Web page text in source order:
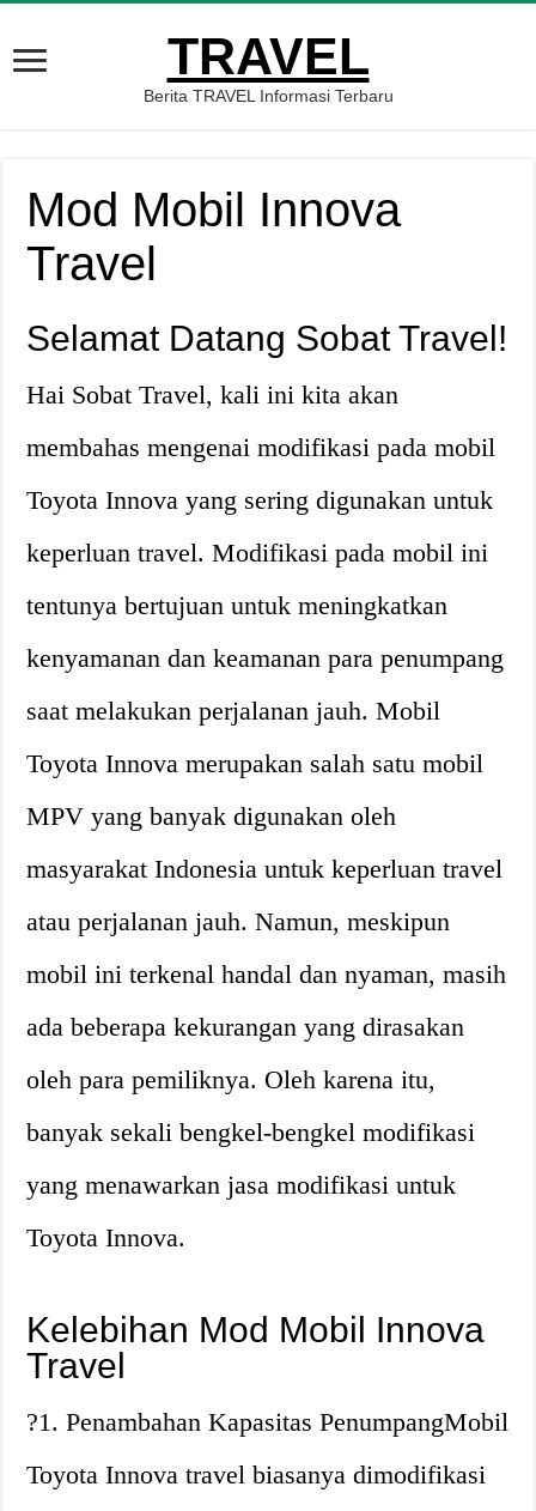
TRAVEL
Berita TRAVEL Informasi Terbaru
Mod Mobil Innova
Travel
Selamat Datang Sobat Travel!
Hai Sobat Travel, kali ini kita akan
membahas mengenai modifikasi pada mobil
Toyota Innova yang sering digunakan untuk
keperluan travel. Modifikasi pada mobil ini
tentunya bertujuan untuk meningkatkan
kenyamanan dan keamanan para penumpang
saat melakukan perjalanan jauh. Mobil
Toyota Innova merupakan salah satu mobil
MPV yang banyak digunakan oleh
masyarakat Indonesia untuk keperluan travel
atau perjalanan jauh. Namun, meskipun
mobil ini terkenal handal dan nyaman, masih
ada beberapa kekurangan yang dirasakan
oleh para pemiliknya. Oleh karena itu,
banyak sekali bengkel-bengkel modifikasi
yang menawarkan jasa modifikasi untuk
Toyota Innova.
Kelebihan Mod Mobil Innova
Travel
?1. Penambahan Kapasitas PenumpangMobil
Toyota Innova travel biasanya dimodifikasi